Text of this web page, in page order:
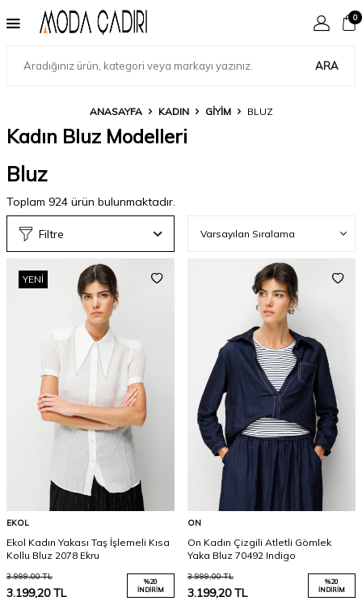
ARA
0
ANASAYFA KADIN GIYIM BLUZ
Kadın Bluz Modelleri
Bluz
Toplam 924 ürün bulunmaktadır.
Filtre
YENI
EKOL
Ekol Kadın Yakası Taş İşlemeli Kısa
Kollu Bluz 2078 Ekru
3.999,00TL
3.199,20TL
%20
İNDIRIM
ON
On Kadın Çizgili Atletli Gömlek
Yaka Bluz 70492 Indigo
3.999,00TL
3.199,20TL
%20
İNDIRIM